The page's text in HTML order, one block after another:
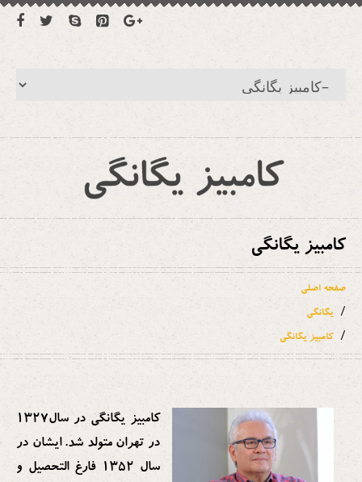
کامبیز یگانگی
صفحه اصلی
یگانگی
کامبیز یگانگی
کامبیز یگانگی در سال1327
در تهران متولد شد. ایشان در
سال 1352 فارغ التحصیل و